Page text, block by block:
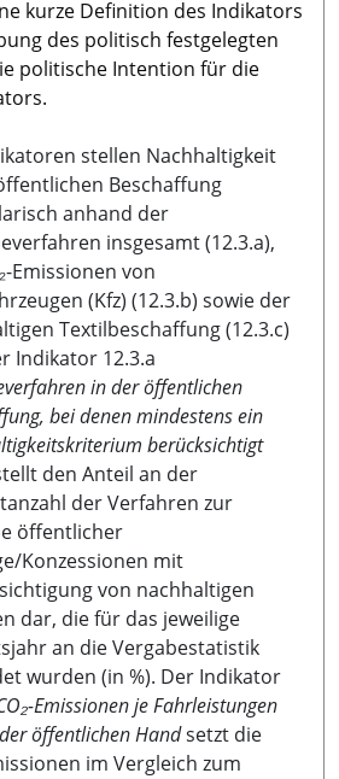
kurze Definition des Indikators
des politisch festgelegten
politische Intention für die
stellen Nachhaltigkeit
Beschaffung
anhand der
insgesamt (12.3.a),
Emissionen von
(Kfz) (12.3.b) sowie der
Textilbeschaffung (12.3.c)
Indikator 12.3.a
in der öffentlichen
bei denen mindestens ein
berücksichtigt
den Anteil an der
der Verfahren zur
öffentlicher
Konzessionen mit
von nachhaltigen
dar, die für das jeweilige
an die Vergabestatistik
wurden (in %). Der Indikator
Emissionen je Fahrleistungen
öffentlichen Handsetzt die
im Vergleich zum